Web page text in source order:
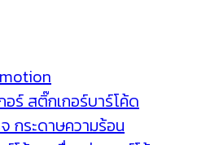
อร์ สติ๊กเกอร์บาร์โค้ด
กระดาษความร้อน